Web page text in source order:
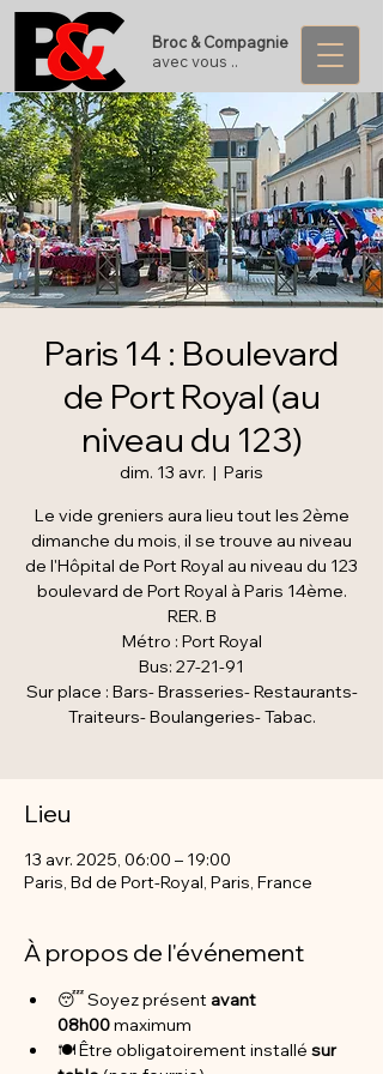
Broc & Compagnie
avec vous ..
Paris 14 : Boulevard
de Port Royal (au
niveau du 123)
dim. 13 avr.
  |
Paris
Le vide greniers aura lieu tout les 2ème
dimanche du mois, il se trouve au niveau
de l'Hôpital de Port Royal au niveau du 123
boulevard de Port Royal à Paris 14ème.
RER. B
Métro : Port Royal
Bus: 27-21-91
Sur place : Bars- Brasseries- Restaurants-
Traiteurs- Boulangeries- Tabac.
Lieu
13 avr. 2025, 06:00 – 19:00
Paris, Bd de Port-Royal, Paris, France
À propos de l'événement
😴 Soyez présent avant
08h00 maximum
🍽️ Être obligatoirement installé sur